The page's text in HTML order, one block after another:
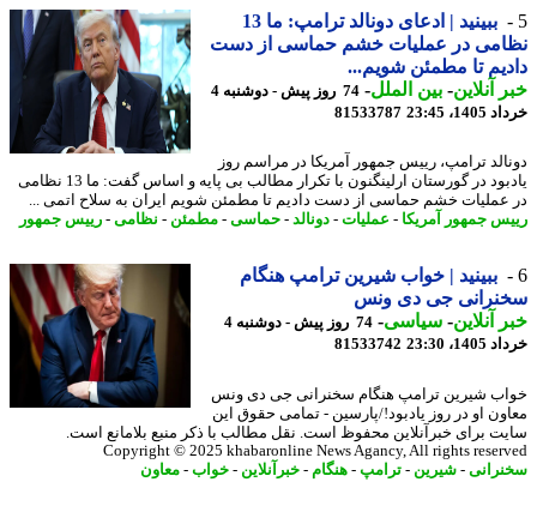
ببینید | ادعای دونالد ترامپ: ما 13
در عملیات خشم حماسی از دست
تا مطمئن شویم...
آنلاین-بین الملل-
74 روز پیش - دوشنبه 4
23:45
81533787
ترامپ، رییس جمهور آمریکا در مراسم روز
یادبود در گورستان ارلینگنون با تکرار مطالب بی پایه و اساس گفت: ما 13 نظامی
خشم حماسی از دست دادیم تا مطمئن شویم ایران به سلاح اتمی ...
جمهور آمریکا- عملیات-دونالد-حماسی-مطمئن-نظامی-رییس جمهور
ببینید | خواب شیرین ترامپ هنگام
جی دی ونس
آنلاین-سیاسی-
74 روز پیش - دوشنبه 4
23:30
81533742
شیرین ترامپ هنگام سخنرانی جی دی ونس
او در روز یادبود!/پارسین - تمامی حقوق این
برای خبرآنلاین محفوظ است. نقل مطالب با ذکر منبع بلامانع است.
Copyright © 2025 khabaronline News Agancy, All rights
- شیرین- ترامپ -هنگام-خبرآنلاین-خواب- معاون